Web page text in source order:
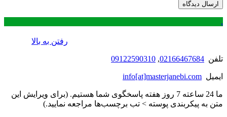
.
رفتن به بالا
تلفن 02166467684
,
09122590310
ایمیل info[at]masterjanebi.com
ما 24 ساعته 7 روز هفته پاسخگوی شما هستیم. (برای ویرایش این
متن به پیکربندی پوسته > تب برچسب‌ها مراجعه نمایید.)